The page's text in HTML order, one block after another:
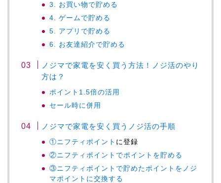
3. お買い物で貯める
4. ゲームで貯める
5. アプリで貯める
6. お友達紹介で貯める
ノジマで家電を安く買う方法！ノジ活のやり
方は？
ポイント1.5倍の活用
セール時に併用
ノジマで家電を安く買うノジ活の手順
①ニフティポイント に登録
②ニフティポイントでポイントを貯める
③ニフティポイントで貯めたポイントをノジ
マポイントに交換する